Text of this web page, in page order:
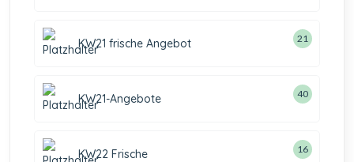
KW21 frische Angebot 21
KW21-Angebote 40
KW22 Frische 16